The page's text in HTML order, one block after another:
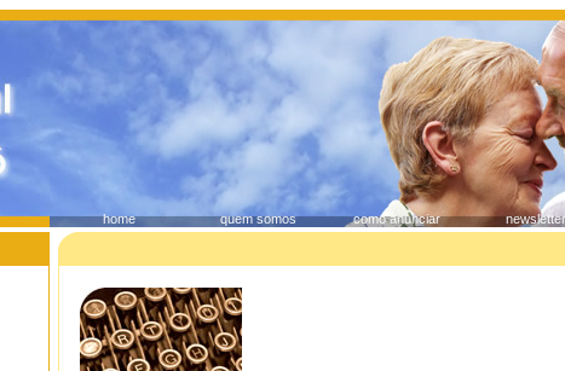
home quem somos como anunciar newsletter